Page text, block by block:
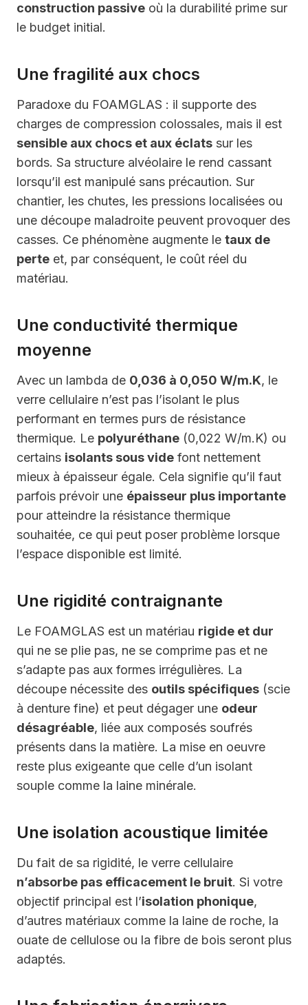
construction passive où la durabilité prime sur
le budget initial.
Une fragilité aux chocs
Paradoxe du FOAMGLAS : il supporte des
charges de compression colossales, mais il est
sensible aux chocs et aux éclats sur les
bords. Sa structure alvéolaire le rend cassant
lorsqu’il est manipulé sans précaution. Sur
chantier, les chutes, les pressions localisées ou
une découpe maladroite peuvent provoquer des
casses. Ce phénomène augmente le taux de
perte et, par conséquent, le coût réel du
matériau.
Une conductivité thermique
moyenne
Avec un lambda de 0,036 à 0,050 W/m.K, le
verre cellulaire n’est pas l’isolant le plus
performant en termes purs de résistance
thermique. Le polyuréthane (0,022 W/m.K) ou
certains isolants sous vide font nettement
mieux à épaisseur égale. Cela signifie qu’il faut
parfois prévoir une épaisseur plus importante
pour atteindre la résistance thermique
souhaitée, ce qui peut poser problème lorsque
l’espace disponible est limité.
Une rigidité contraignante
Le FOAMGLAS est un matériau rigide et dur
qui ne se plie pas, ne se comprime pas et ne
s’adapte pas aux formes irrégulières. La
découpe nécessite des outils spécifiques (scie
à denture fine) et peut dégager une odeur
désagréable, liée aux composés soufrés
présents dans la matière. La mise en oeuvre
reste plus exigeante que celle d’un isolant
souple comme la laine minérale.
Une isolation acoustique limitée
Du fait de sa rigidité, le verre cellulaire
n’absorbe pas efficacement le bruit. Si votre
objectif principal est l’isolation phonique,
d’autres matériaux comme la laine de roche, la
ouate de cellulose ou la fibre de bois seront plus
adaptés.